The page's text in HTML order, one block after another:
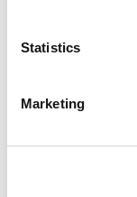
Statistics
Marketing
Logo plaatsing: